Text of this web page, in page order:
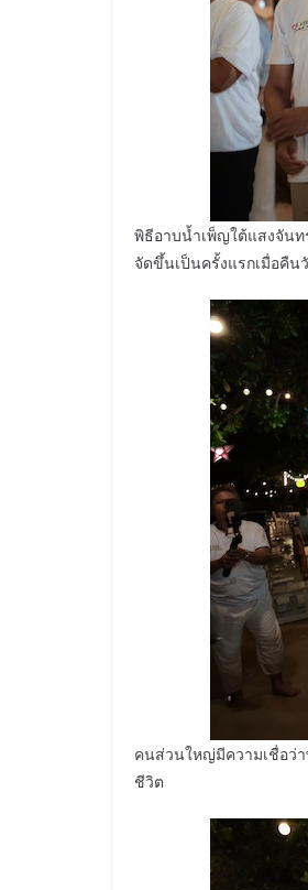
พิธีอาบน้ำเพ็ญใต้แสงจันท
จัดขึ้นเป็นครั้งแรกเมื่อคื
คนส่วนใหญ่มีความเชื่อว่า
ชีวิต